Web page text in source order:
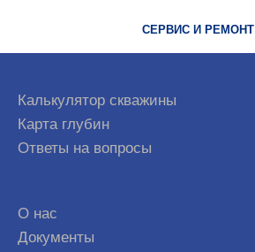
СЕРВИС И РЕМОНТ
Калькулятор скважины
Карта глубин
Ответы на вопросы
О нас
Документы